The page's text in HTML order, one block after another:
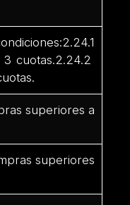
cuotas.2.24.2
superiores a
superiores